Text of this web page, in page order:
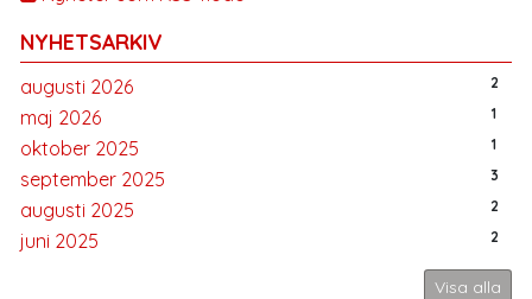
NYHETSARKIV
augusti 2026 2
maj 2026 1
oktober 2025 1
september 2025 3
augusti 2025 2
juni 2025 2
Visa alla